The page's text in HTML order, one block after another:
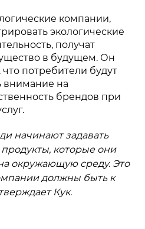
компании,
экологические
получат
в будущем. Он
потребители будут
внимание на
брендов при
начинают задавать
которые они
окружающую среду. Это
должны быть к
Кук.